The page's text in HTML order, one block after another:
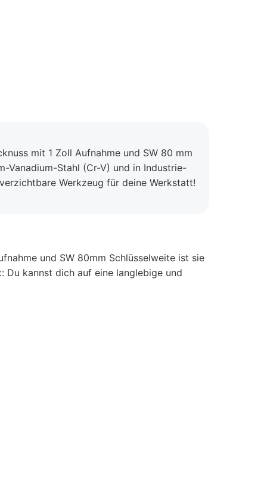
mit 1 Zoll Aufnahme und SW 80 mm
Vanadium-Stahl (Cr-V) und in Industrie-
Werkzeug für deine Werkstatt!
und SW 80mm Schlüsselweite ist sie
kannst dich auf eine langlebige und